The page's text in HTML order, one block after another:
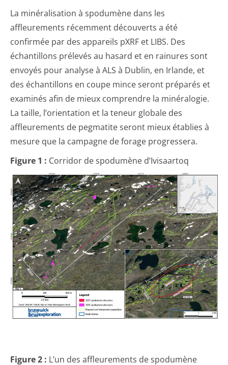
La minéralisation à spodumène dans les
affleurements récemment découverts a été
confirmée par des appareils pXRF et LIBS. Des
échantillons prélevés au hasard et en rainures sont
envoyés pour analyse à ALS à Dublin, en Irlande, et
des échantillons en coupe mince seront préparés et
examinés afin de mieux comprendre la minéralogie.
La taille, l’orientation et la teneur globale des
affleurements de pegmatite seront mieux établies à
mesure que la campagne de forage progressera.
Figure 1 : Corridor de spodumène d’Ivisaartoq
Figure 2 : L’un des affleurements de spodumène